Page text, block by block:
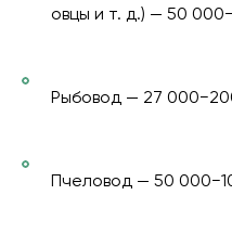
овцы и т. д.) — 50
Рыбовод — 27
Пчеловод — 50